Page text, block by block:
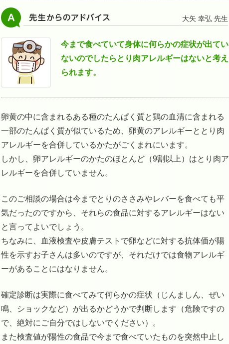
大矢 幸弘 先生
今まで食べていて身体に何らかの症状が出てい
ないのでしたらとり肉アレルギーはないと考え
られます。
卵黄の中に含まれるある種のたんぱく質と鶏の血清に含まれる
一部のたんぱく質が似ているため、卵黄のアレルギーととり肉
アレルギーを合併しているかたがごくまれにいます。
しかし、卵アレルギーのかたのほとんど（9割以上）はとり肉ア
レルギーを合併していません。
このご相談の場合は今までとりのささみやレバーを食べても平
気だったのですから、それらの食品に対するアレルギーはない
と言ってよいでしょう。
ちなみに、血液検査や皮膚テストで卵などに対する抗体価が陽
性を示すお子さんは多いのですが、それだけでは食物アレルギ
ーがあることにはなりません。
確定診断は実際に食べてみて何らかの症状（じんましん、ぜい
鳴、ショックなど）が出るかどうかで判断します（危険ですの
で、絶対にご自分ではしないでください）。
また検査値が陽性の食品で今まで食べていたものを突然中止し